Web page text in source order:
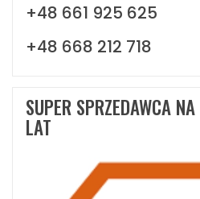
+48 661 925 625
+48 668 212 718
SUPER SPRZEDAWCA
LAT